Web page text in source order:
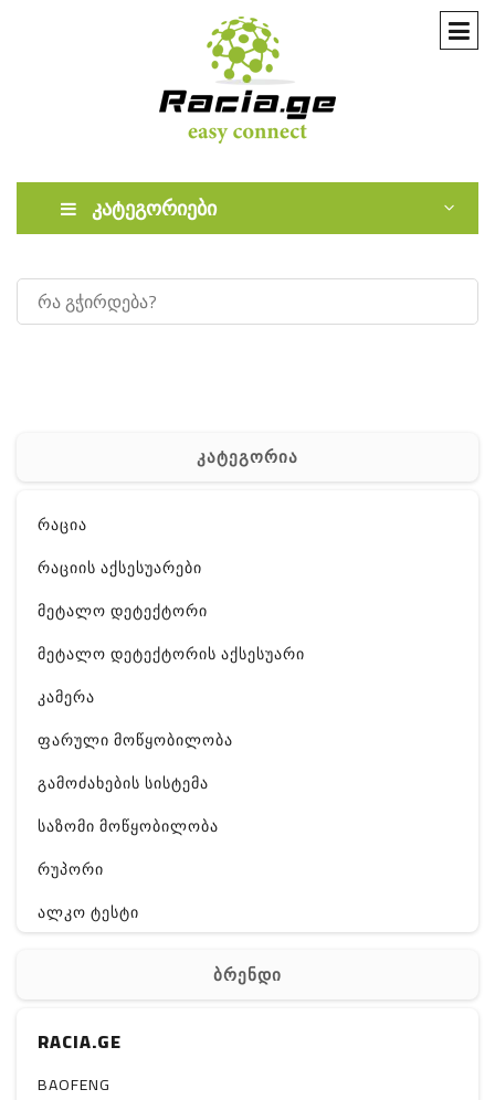
კატეგორიები
კატეგორია
რაცია
რაციის აქსესუარები
მეტალო დეტექტორი
მეტალო დეტექტორის აქსესუარი
კამერა
ფარული მოწყობილობა
გამოძახების სისტემა
საზომი მოწყობილობა
რუპორი
ალკო ტესტი
ელ. მოწყობილობები
მაგნიტი
ბრენდი
RACIA.GE
BAOFENG